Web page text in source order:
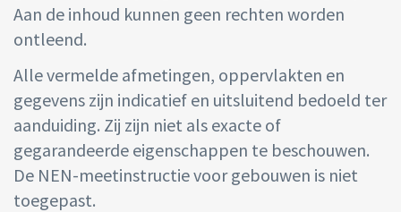
Aan de inhoud kunnen geen rechten worden
ontleend.
Alle vermelde afmetingen, oppervlakten en
gegevens zijn indicatief en uitsluitend bedoeld ter
aanduiding. Zij zijn niet als exacte of
gegarandeerde eigenschappen te beschouwen.
De NEN-meetinstructie voor gebouwen is niet
toegepast.